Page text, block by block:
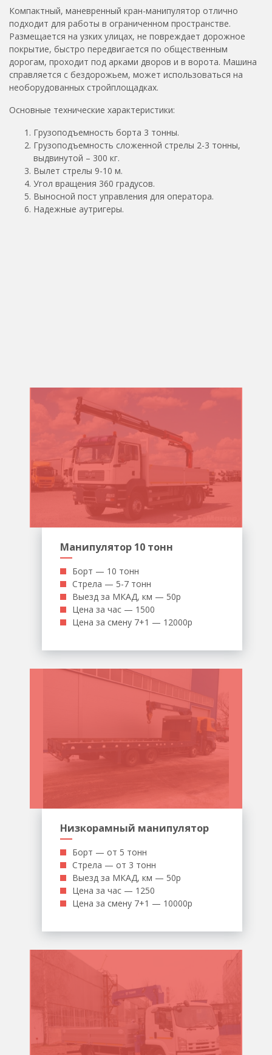
Компактный, маневренный кран-манипулятор отлично
подходит для работы в ограниченном пространстве.
Размещается на узких улицах, не повреждает дорожное
покрытие, быстро передвигается по общественным
дорогам, проходит под арками дворов и в ворота. Машина
справляется с бездорожьем, может использоваться на
необорудованных стройплощадках.
Основные технические характеристики:
Грузоподъемность борта 3 тонны.
Грузоподъемность сложенной стрелы 2-3 тонны,
выдвинутой – 300 кг.
Вылет стрелы 9-10 м.
Угол вращения 360 градусов.
Выносной пост управления для оператора.
Надежные аутригеры.
Манипулятор 10 тонн
Борт — 10 тонн
Стрела — 5-7 тонн
Выезд за МКАД, км — 50р
Цена за час — 1500
Цена за смену 7+1 — 12000р
Низкорамный манипулятор
Борт — от 5 тонн
Стрела — от 3 тонн
Выезд за МКАД, км — 50р
Цена за час — 1250
Цена за смену 7+1 — 10000р